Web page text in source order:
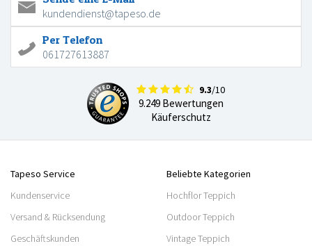
kundendienst@tapeso.de
Per Telefon
061727613887
9.3/10
9.249 Bewertungen
Käuferschutz
Tapeso Service
Kundenservice
Versand & Rücksendung
Geschäftskunden
Beliebte Kategorien
Hochflor Teppich
Outdoor Teppich
Vintage Teppich